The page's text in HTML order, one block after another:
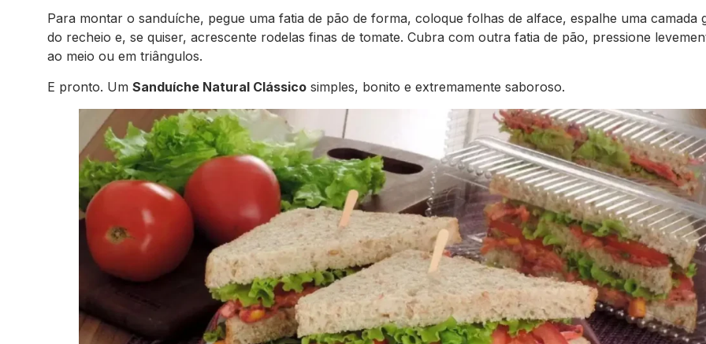
Para montar o sanduíche, pegue uma fatia de pão de forma, coloque folhas de alface, espalhe uma camada
do recheio e, se quiser, acrescente rodelas finas de tomate. Cubra com outra fatia de pão, pressione
ao meio ou em triângulos.
E pronto. Um Sanduíche Natural Clássico simples, bonito e extremamente saboroso.